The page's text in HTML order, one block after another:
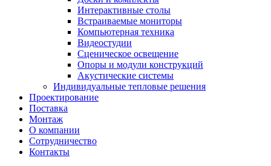
Интерактивные столы
Встраиваемые мониторы
Компьютерная техника
Видеостудии
Cценическое освещение
Опоры и модули конструкций
Акустические системы
Индивидуальные тепловые решения
Проектирование
Поставка
Монтаж
О компании
Сотрудничество
Контакты